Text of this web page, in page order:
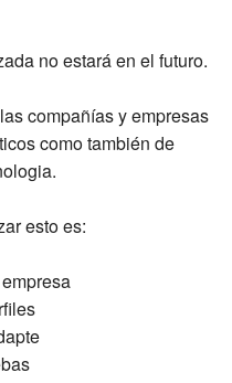
no estará en el futuro.
compañías y empresas
como también de
esto es: